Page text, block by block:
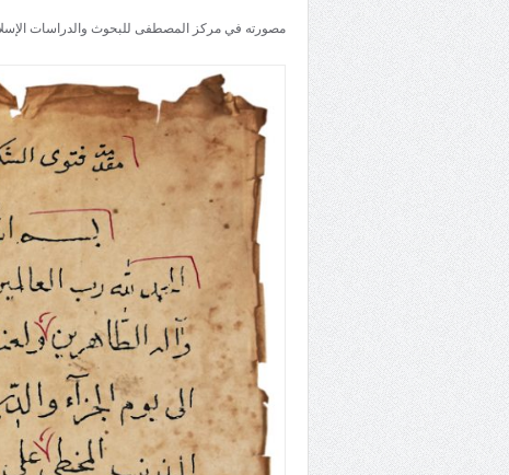
مصورته في مركز المصطفى للبحوث والدراسات